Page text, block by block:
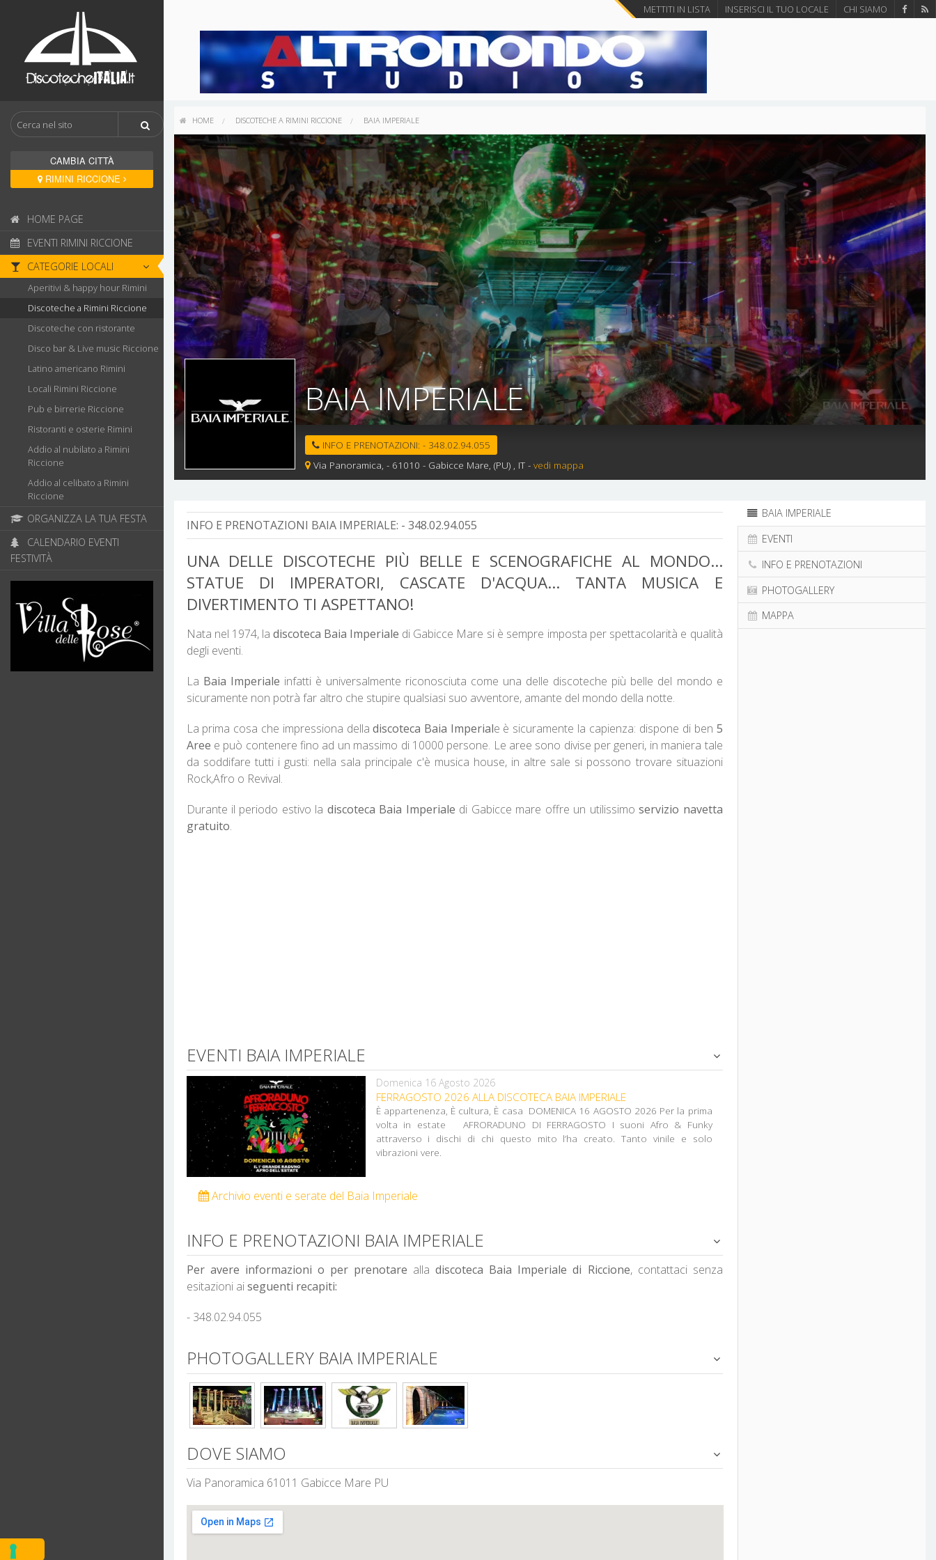
CAMBIA CITTÀ
RIMINI RICCIONE
HOME PAGE
EVENTI RIMINI RICCIONE
CATEGORIE LOCALI
Aperitivi & happy hour Rimini
Discoteche a Rimini Riccione
Discoteche con ristorante
Disco bar & Live music Riccione
Latino americano Rimini
Locali Rimini Riccione
Pub e birrerie Riccione
Ristoranti e osterie Rimini
Addio al nubilato a Rimini
Riccione
Addio al celibato a Rimini
Riccione
ORGANIZZA LA TUA FESTA
FESTIVITÀ
METTITI IN LISTA INSERISCI IL TUO LOCALE CHI SIAMO
HOME DISCOTECHE A RIMINI RICCIONE BAIA IMPERIALE
BAIA IMPERIALE
INFO E PRENOTAZIONI: - 348.02.94.055
Via Panoramica, - 61010 - Gabicce Mare, (PU) , IT - vedi mappa
INFO E PRENOTAZIONI BAIA IMPERIALE: - 348.02.94.055
UNA DELLE DISCOTECHE PIÙ BELLE E SCENOGRAFICHE AL MONDO...
STATUE DI IMPERATORI, CASCATE D'ACQUA... TANTA MUSICA E
DIVERTIMENTO TI ASPETTANO!
Nata nel 1974, la discoteca Baia Imperiale di Gabicce Mare si è sempre imposta per spettacolarità e qualità
degli eventi.
La Baia Imperiale infatti è universalmente riconosciuta come una delle discoteche più belle del mondo e
sicuramente non potrà far altro che stupire qualsiasi suo avventore, amante del mondo della notte.
La prima cosa che impressiona della discoteca Baia Imperiale è sicuramente la capienza: dispone di ben 5
Aree e può contenere fino ad un massimo di 10000 persone. Le aree sono divise per generi, in maniera tale
da soddifare tutti i gusti: nella sala principale c'è musica house, in altre sale si possono trovare situazioni
Rock,Afro o Revival.
Durante il periodo estivo la discoteca Baia Imperiale di Gabicce mare offre un utilissimo servizio navetta
gratuito.
EVENTI BAIA IMPERIALE
Domenica 16 Agosto 2026
FERRAGOSTO 2026 ALLA DISCOTECA BAIA IMPERIALE
È appartenenza, È cultura, È casa DOMENICA 16 AGOSTO 2026 Per la prima
volta in estate AFRORADUNO DI FERRAGOSTO I suoni Afro & Funky
attraverso i dischi di chi questo mito l’ha creato. Tanto vinile e solo
vibrazioni vere.
Archivio eventi e serate del Baia Imperiale
INFO E PRENOTAZIONI BAIA IMPERIALE
Per avere informazioni o per prenotare alla discoteca Baia Imperiale di Riccione, contattaci senza
esitazioni aiseguenti recapiti:
- 348.02.94.055
PHOTOGALLERY BAIA IMPERIALE
DOVE SIAMO
Via Panoramica 61011 Gabicce Mare PU ‎
BAIA IMPERIALE
EVENTI
INFO E PRENOTAZIONI
PHOTOGALLERY
MAPPA